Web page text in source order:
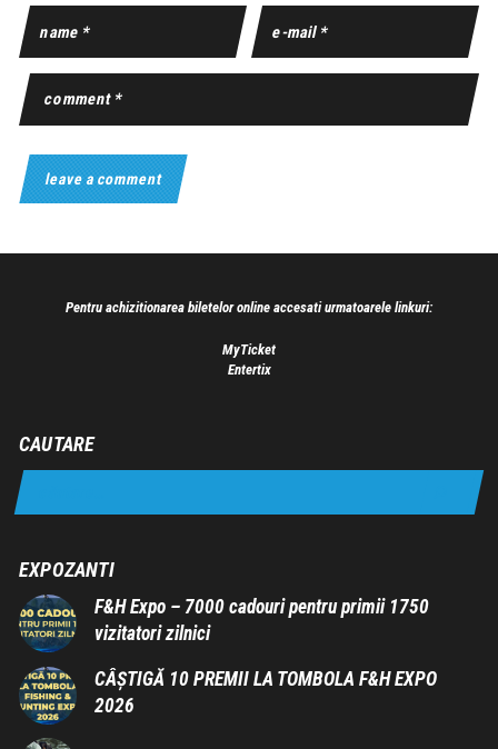
Pentru achizitionarea biletelor online accesati urmatoarele linkuri:
MyTicket
Entertix
CAUTARE
EXPOZANTI
F&H Expo – 7000 cadouri pentru primii 1750
vizitatori zilnici
CÂȘTIGĂ 10 PREMII LA TOMBOLA F&H EXPO
2026